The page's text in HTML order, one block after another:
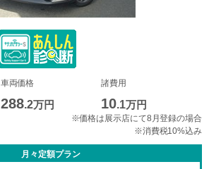
車両価格
288.2万円
諸費用
10.1万円
※価格は展示店にて8月登録の場合
※消費税10%込み
月々定額プラン